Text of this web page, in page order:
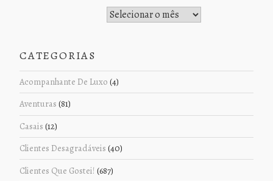
CATEGORIAS
Acompanhante De Luxo (4)
Aventuras (81)
Casais (12)
Clientes Desagradáveis (40)
Clientes Que Gostei! (687)